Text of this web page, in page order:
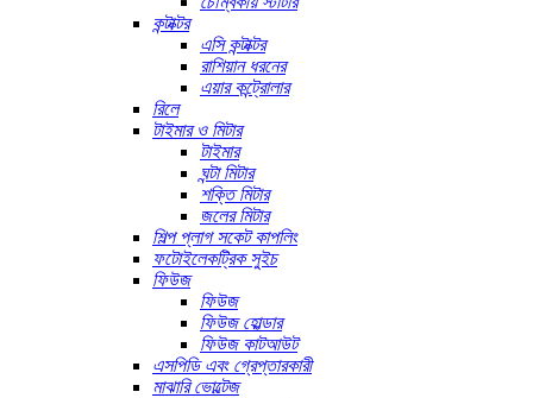
কন্টাক্টর
এসি কন্টাক্টর
রাশিয়ান ধরনের
এয়ার কন্ট্রোলার
রিলে
টাইমার ও মিটার
টাইমার
ঘন্টা মিটার
শক্তি মিটার
জলের মিটার
শিল্প প্লাগ সকেট কাপলিং
ফটোইলেকট্রিক সুইচ
ফিউজ
ফিউজ
ফিউজ হোল্ডার
ফিউজ কাটআউট
এসপিডি এবং গ্রেপ্তারকারী
মাঝারি ভোল্টেজ